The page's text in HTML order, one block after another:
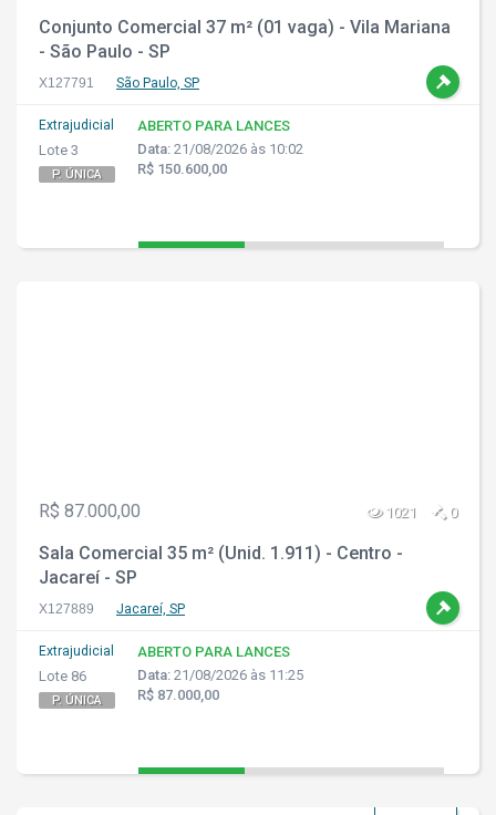
Conjunto Comercial 37 m² (01 vaga) - Vila Mariana
- São Paulo - SP
X127791 São Paulo, SP
Extrajudicial
Lote 3
P. ÚNICA
ABERTO PARA LANCES
Data: 21/08/2026 às 10:02
R$ 150.600,00
R$ 87.000,00 1021 0
Sala Comercial 35 m² (Unid. 1.911) - Centro -
Jacareí - SP
X127889 Jacareí, SP
Extrajudicial
Lote 86
P. ÚNICA
ABERTO PARA LANCES
Data: 21/08/2026 às 11:25
R$ 87.000,00